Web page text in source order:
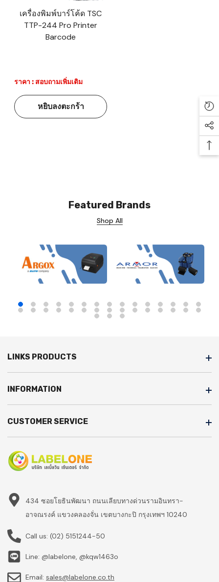
เครื่องพิมพ์บาร์โค้ด TSC
TTP-244 Pro Printer
Barcode
ราคา : สอบถามเพิ่มเติม
หยิบลงตะกร้า
Featured Brands
Shop All
LINKS PRODUCTS
INFORMATION
CUSTOMER SERVICE
434 ซอยโยธินพัฒนา ถนนเลียบทางด่วนรามอินทรา-
อาจณรงค์ แขวงคลองจั่น เขตบางกะปิ กรุงเทพฯ 10240
Call us: (02) 5151244-50
Line: @labelone, @kqw1463o
Email: sales@labelone.co.th